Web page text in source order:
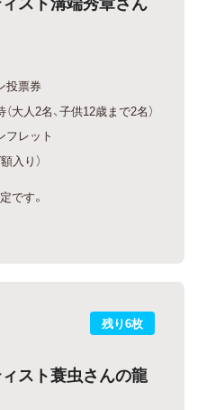
投票券
大人2名、子供12歳まで2名）
フレット
入り）
です。
残り6枚
スト蓑虫さんの龍